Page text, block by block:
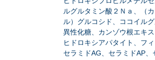
ルグルタミン酸２Ｎａ、（
ル）グルコシド、ココイルグ
異性化糖、カンゾウ根エキス
ヒドロキシアパタイト、フィ
セラミドAG、セラミドAP、